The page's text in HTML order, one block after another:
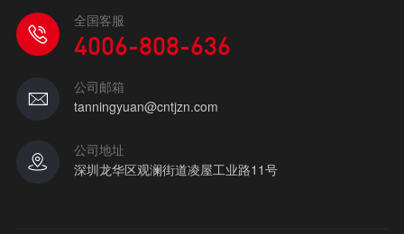
全国客服
4006-808-636
公司邮箱
tanningyuan@cntjzn.com
公司地址
深圳龙华区观澜街道凌屋工业路11号